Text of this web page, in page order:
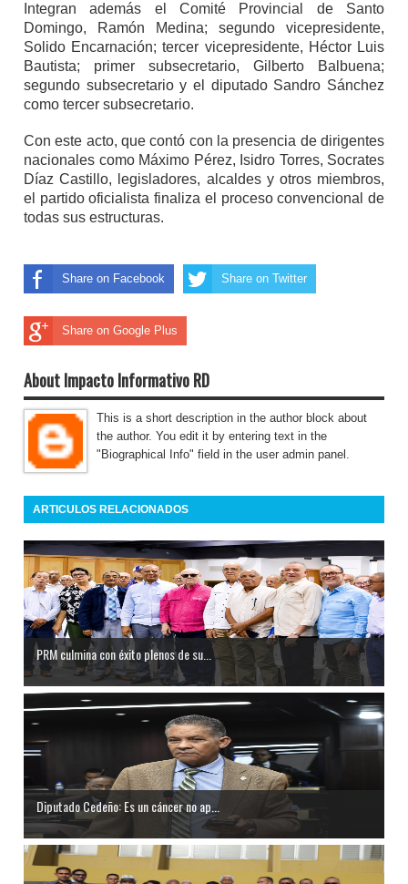
Integran además el Comité Provincial de Santo
Domingo, Ramón Medina; segundo vicepresidente,
Solido Encarnación; tercer vicepresidente, Héctor Luis
Bautista; primer subsecretario, Gilberto Balbuena;
segundo subsecretario y el diputado Sandro Sánchez
como tercer subsecretario.
Con este acto, que contó con la presencia de dirigentes
nacionales como Máximo Pérez, Isidro Torres, Socrates
Díaz Castillo, legisladores, alcaldes y otros miembros,
el partido oficialista finaliza el proceso convencional de
todas sus estructuras.
Share on Facebook Share on Twitter
Share on Google Plus
About Impacto Informativo RD
This is a short description in the author block about
the author. You edit it by entering text in the
"Biographical Info" field in the user admin panel.
ARTICULOS RELACIONADOS
PRM culmina con éxito plenos de su...
Diputado Cedeño: Es un cáncer no ap...